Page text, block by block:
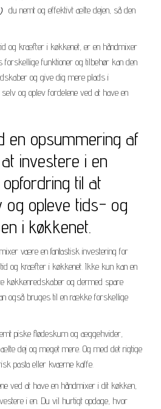
du nemt og effektivt ælte dejen, så den
og kræfter i køkkenet, er en håndmixer
forskellige funktioner og tilbehør kan den
og give dig mere plads i
og oplev fordelene ved at have en
en opsummering af
investere i en
til at
og opleve tids- og
i køkkenet.
være en fantastisk investering for
og kræfter i køkkenet. Ikke kun kan en
køkkenredskaber og dermed spare
også bruges til en række forskellige
piske flødeskum og æggehvider,
dej og meget mere. Og med det rigtige
pasta eller kværne kaffe.
ved at have en håndmixer i dit køkken,
i en. Du vil hurtigt opdage, hvor